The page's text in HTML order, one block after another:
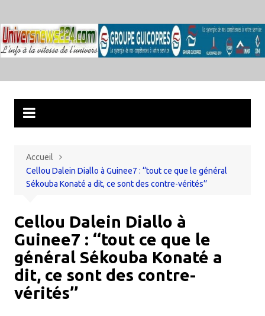
au
contenu
Accueil
Cellou Dalein Diallo à Guinee7 : ‘‘tout ce que le général
Sékouba Konaté a dit, ce sont des contre-vérités’’
Cellou Dalein Diallo à
Guinee7 : ‘‘tout ce que le
général Sékouba Konaté a
dit, ce sont des contre-
vérités’’